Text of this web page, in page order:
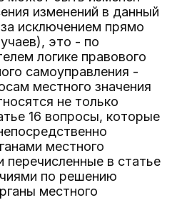
изменений в данный
исключением прямо
это - по
логике правового
самоуправления -
местного значения
не только
16 вопросы, которые
местного
перечисленные в статье
по решению
местного